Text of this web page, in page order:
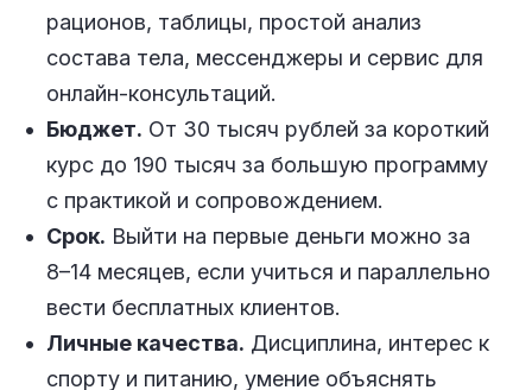
рационов, таблицы, простой анализ
состава тела, мессенджеры и сервис для
онлайн-консультаций.
Бюджет. От 30 тысяч рублей за короткий
курс до 190 тысяч за большую программу
с практикой и сопровождением.
Срок. Выйти на первые деньги можно за
8–14 месяцев, если учиться и параллельно
вести бесплатных клиентов.
Личные качества. Дисциплина, интерес к
спорту и питанию, умение объяснять